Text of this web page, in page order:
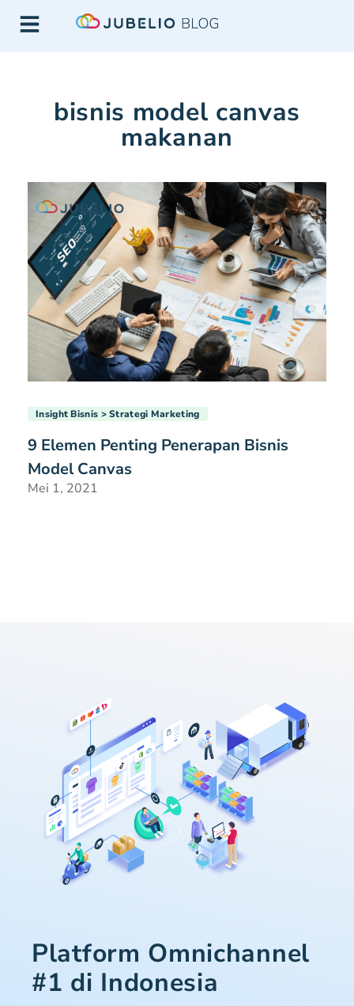
bisnis model canvas
makanan
Insight Bisnis Strategi Marketing
9 Elemen Penting Penerapan Bisnis
Model Canvas
Mei 1, 2021
Platform Omnichannel
#1 di Indonesia